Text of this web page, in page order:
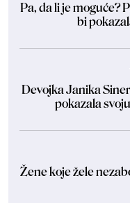
Pa, da li je moguće?
bi
Devojka Janika
pokazala
Žene koje žele